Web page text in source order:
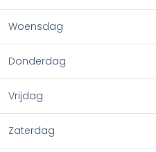
Woensdag
Donderdag
Vrijdag
Zaterdag